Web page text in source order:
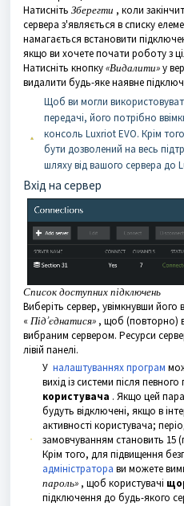
Натисніть Зберегти , коли
сервера з'являється в списку
намагається встановити
якщо ви хочете почати роботу з
Натисніть кнопку«Видалити»у
видалити будь-яке наявне
Щоб ви могли
передачі, його потрібно
консоль Luxriot EVO. Крім
бути дозволений на весь
шляху від вашого сервера до
Вхід на сервер
Список доступних підключень
Виберіть сервер, увімкнувши його
« Під’єднатися» , щоб (повторно)
вибраним сервером. Ресурси
лівій панелі.
У налаштуваннях програм
вихід із системи після певного
користувача . Якщо цей
будуть відключені, якщо в
активності користувача;
замовчуванням становить 15
Крім того, для підвищення
адміністратора ви можете
пароль» , щоб користувачі
підключення до будь-якого